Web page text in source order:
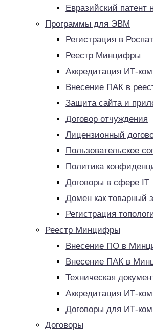
Евразийский патент
Программы для ЭВМ
Регистрация в
Реестр Минцифры
Аккредитация ИТ-
Внесение ПАК в
Защита сайта и
Договор отчуждения
Лицензионный
Пользовательское
Политика
Договоры в сфере IT
Домен как товарный
Регистрация
Реестр Минцифры
Внесение ПО в
Внесение ПАК в
Техническая
Аккредитация ИТ-
Договоры для ИТ-
Договоры